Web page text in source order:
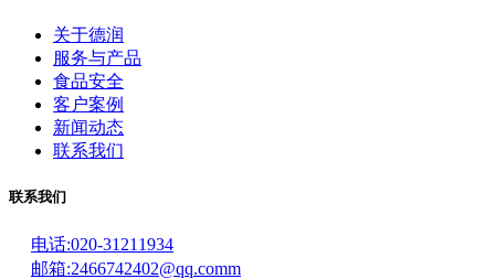
关于德润
服务与产品
食品安全
客户案例
新闻动态
联系我们
联系我们
电话:020-31211934
邮箱:2466742402@qq.comm